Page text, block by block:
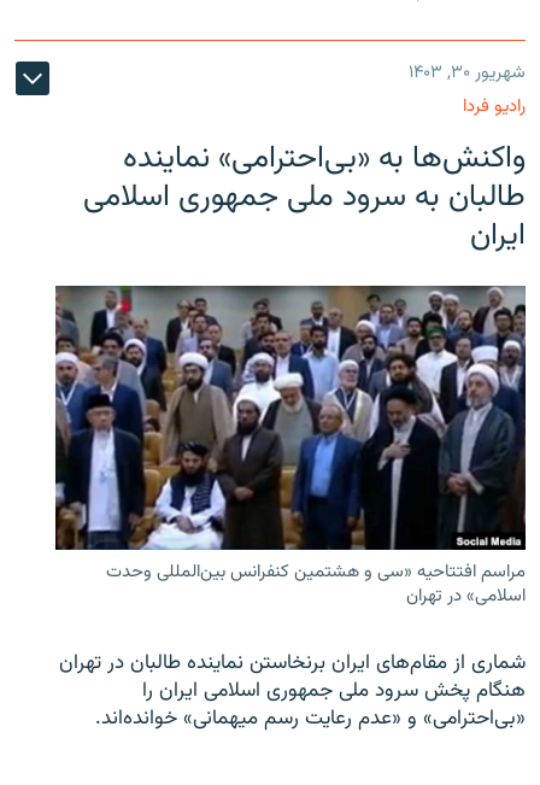
شهریور ۳۰, ۱۴۰۳
رادیو فردا
واکنش‌ها به «بی‌احترامی» نماینده
طالبان به سرود ملی جمهوری اسلامی
ایران
مراسم افتتاحیه «سی و هشتمین کنفرانس بین‌المللی وحدت
اسلامی» در تهران
شماری از مقام‌های ایران برنخاستن نماینده طالبان در تهران
هنگام پخش سرود ملی جمهوری اسلامی ایران را
«بی‌احترامی» و «عدم رعایت رسم میهمانی» خوانده‌اند.